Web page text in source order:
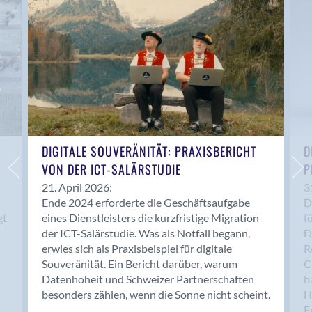
Anwil
Appenzell
Au SG
Baar
Baden
Balsthal
Balzers
Basel
Bassersdorf
Belp
Bendern
Benken (SG)
Bergdietikon
Berlin
Bern
Bern - Liebefeld
DIGITALE SOUVERÄNITÄT: PRAXISBERICHT
VON DER ICT-SALÄRSTUDIE
21. April 2026:
Ende 2024 erforderte die Geschäftsaufgabe
eines Dienstleisters die kurzfristige Migration
der ICT-Salärstudie. Was als Notfall begann,
erwies sich als Praxisbeispiel für digitale
Souveränität. Ein Bericht darüber, warum
Datenhoheit und Schweizer Partnerschaften
besonders zählen, wenn die Sonne nicht scheint.